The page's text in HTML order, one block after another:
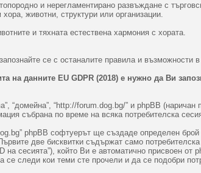
и нерегламентирано развъждане с
животни, структури или организации.
и тяхната естествена хармония с хората.
се с останалите правила и възможности
на данните EU GDPR (2018) е нужно да Ви
“домейна”, “http://forum.dog.bg/” и phpBB (наричан
събрана по време на всяка потребителска
phpBB софтуерът ще създаде определен брой
две бисквитки съдържат само
на сесията”), който Ви е автоматично присвоен
следи кои теми сте прочели и да се подобри